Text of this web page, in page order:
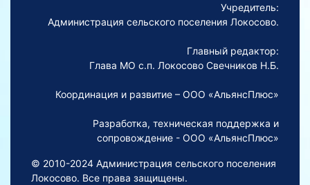
Учредитель:
Администрация сельского поселения Локосово.
Главный редактор:
Глава МО с.п. Локосово Свечников Н.Б.
Координация и развитие – ООО «АльянсПлюс»
Разработка, техническая поддержка и
сопровождение - ООО «АльянсПлюс»
© 2010-2024 Администрация сельского поселения
Локосово. Все права защищены.